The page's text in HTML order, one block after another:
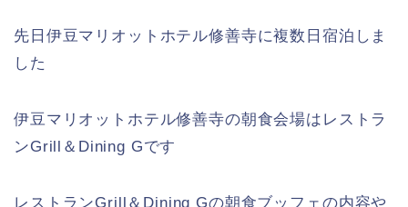
先日伊豆マリオットホテル修善寺に複数日宿泊しま
した
伊豆マリオットホテル修善寺の朝食会場はレストラ
ンGrill＆Dining Gです
レストランGrill＆Dining Gの朝食ブッフェの内容や